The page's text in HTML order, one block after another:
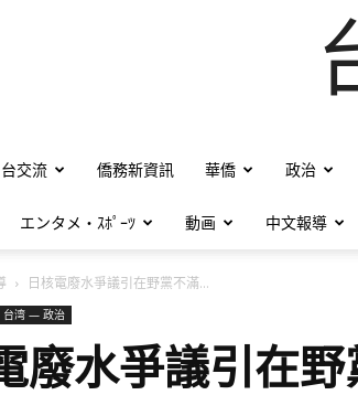
交流 僑務新資訊 華僑 政治
エンタメ・ｽﾎﾟｰﾂ 動画 中文報導
日核電廢水爭議引在野黨不滿...
台湾 — 政治
廢水爭議引在